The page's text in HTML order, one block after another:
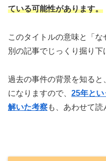
ている可能性があります。
このタイトルの意味と「な
別の記事でじっくり掘り下
過去の事件の背景を知る
になりますので、 25年とい
解いた考察も、あわせて読